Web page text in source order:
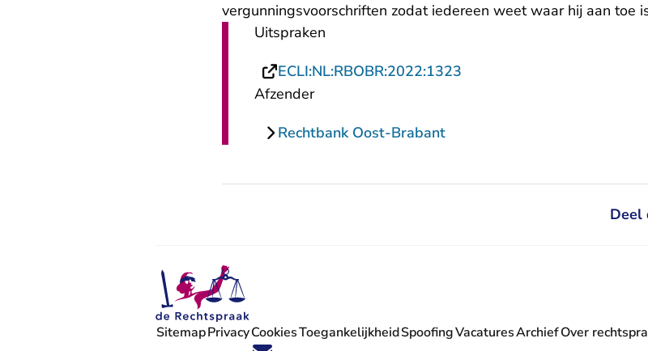
vergunningsvoorschriften zodat iedereen weet waar hij aan toe
Uitspraken
ECLI:NL:RBOBR:2022:1323
Afzender
Rechtbank Oost-Brabant
Deel
SitemapPrivacyCookiesToegankelijkheidSpoofingVacatures
- U verlaat Rechtspraak.nl
ArchiefOver